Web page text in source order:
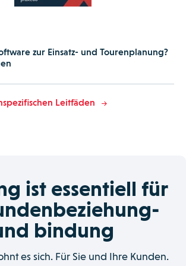
zur Einsatz- und Tourenplanung?
Leitfäden
ist essentiell für
bindung
es sich. Für Sie und Ihre Kunden.